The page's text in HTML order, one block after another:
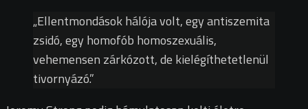
„Ellentmondások hálója volt, egy antiszemita
zsidó, egy homofób homoszexuális,
vehemensen zárkózott, de kielégíthetetlenül
tivornyázó.”